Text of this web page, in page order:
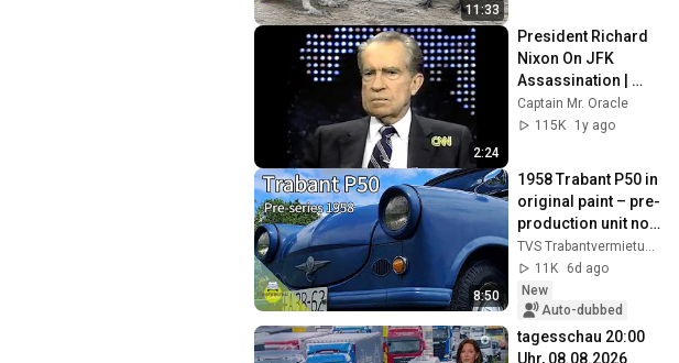
11:33
2:24
President Richard
Nixon On JFK
Assassination |
1992 Interview |
Oliver Stone "Off-
Captain Mr. Oracle
115K
1y ago
8:50
1958 Trabant P50 in
original paint – pre-
production unit no.
361 and its
incredible story
TVS Trabantvermietung Sachsen
11K
6d ago
New
Auto-dubbed
tagesschau 20:00
Uhr, 08.08.2026